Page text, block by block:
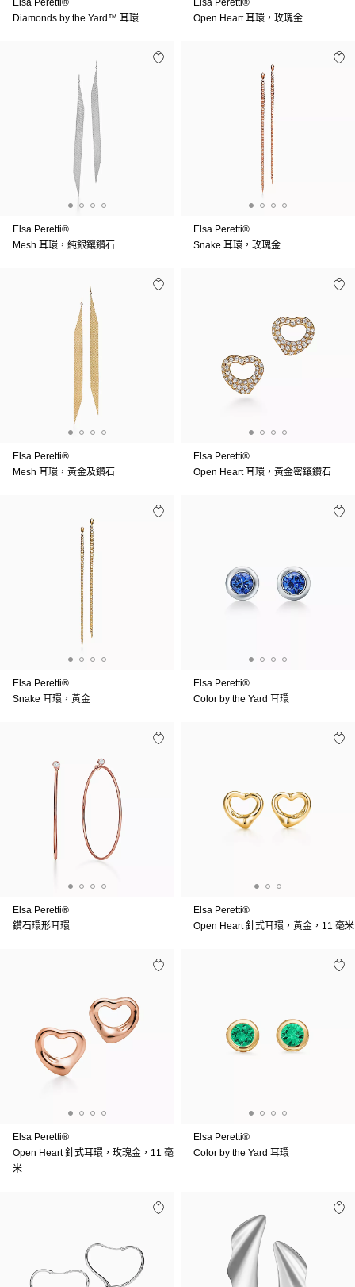
Elsa Peretti®
Diamonds by the Yard™ 耳環
Elsa Peretti®
Open Heart 耳環，玫瑰金
Elsa Peretti®
Mesh 耳環，純銀鑲鑽石
Elsa Peretti®
Snake 耳環，玫瑰金
Elsa Peretti®
Mesh 耳環，黃金及鑽石
Elsa Peretti®
Open Heart 耳環，黃金密鑲鑽石
Elsa Peretti®
Snake 耳環，黃金
Elsa Peretti®
Color by the Yard 耳環
Elsa Peretti®
鑽石環形耳環
Elsa Peretti®
Open Heart 針式耳環，黃金，11 毫米
Elsa Peretti®
Open Heart 針式耳環，玫瑰金，11 毫
米
Elsa Peretti®
Color by the Yard 耳環